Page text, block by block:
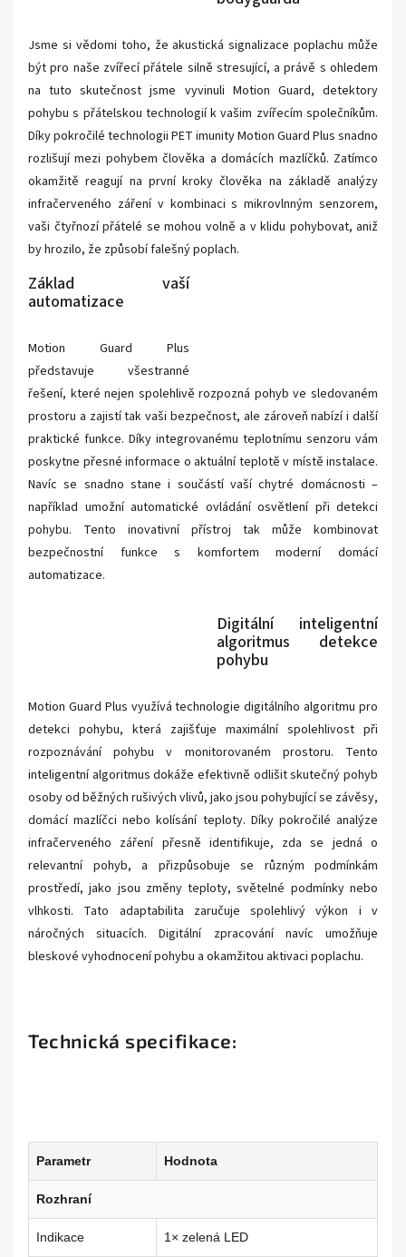
Jsme si vědomi toho, že akustická signalizace poplachu může
být pro naše zvířecí přátele silně stresující, a právě s ohledem
na tuto skutečnost jsme vyvinuli Motion Guard, detektory
pohybu s přátelskou technologií k vašim zvířecím společníkům.
Díky pokročilé technologii PET imunity Motion Guard Plus snadno
rozlišují mezi pohybem člověka a domácích mazlíčků. Zatímco
okamžitě reagují na první kroky člověka na základě analýzy
infračerveného záření v kombinaci s mikrovlnným senzorem,
vaši čtyřnozí přátelé se mohou volně a v klidu pohybovat, aniž
by hrozilo, že způsobí falešný poplach.
Základ vaší
automatizace
Motion Guard Plus
představuje všestranné
řešení, které nejen spolehlivě rozpozná pohyb ve sledovaném
prostoru a zajistí tak vaši bezpečnost, ale zároveň nabízí i další
praktické funkce. Díky integrovanému teplotnímu senzoru vám
poskytne přesné informace o aktuální teplotě v místě instalace.
Navíc se snadno stane i součástí vaší chytré domácnosti –
například umožní automatické ovládání osvětlení při detekci
pohybu. Tento inovativní přístroj tak může kombinovat
bezpečnostní funkce s komfortem moderní domácí
automatizace.
Digitální inteligentní
algoritmus detekce
pohybu
Motion Guard Plus využívá technologie digitálního algoritmu pro
detekci pohybu, která zajišťuje maximální spolehlivost při
rozpoznávání pohybu v monitorovaném prostoru. Tento
inteligentní algoritmus dokáže efektivně odlišit skutečný pohyb
osoby od běžných rušivých vlivů, jako jsou pohybující se závěsy,
domácí mazlíčci nebo kolísání teploty. Díky pokročilé analýze
infračerveného záření přesně identifikuje, zda se jedná o
relevantní pohyb, a přizpůsobuje se různým podmínkám
prostředí, jako jsou změny teploty, světelné podmínky nebo
vlhkosti. Tato adaptabilita zaručuje spolehlivý výkon i v
náročných situacích. Digitální zpracování navíc umožňuje
bleskové vyhodnocení pohybu a okamžitou aktivaci poplachu.
Technická specifikace:
Parametr Hodnota
Rozhraní
Indikace 1× zelená LED